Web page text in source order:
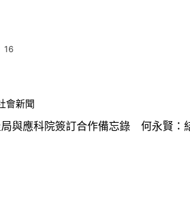
16
會新聞
與應科院簽訂合作備忘錄 何永賢：